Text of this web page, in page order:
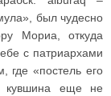
был чудесно
Мориа, откуда
с патриархами
где «постель его
кувшина еще не